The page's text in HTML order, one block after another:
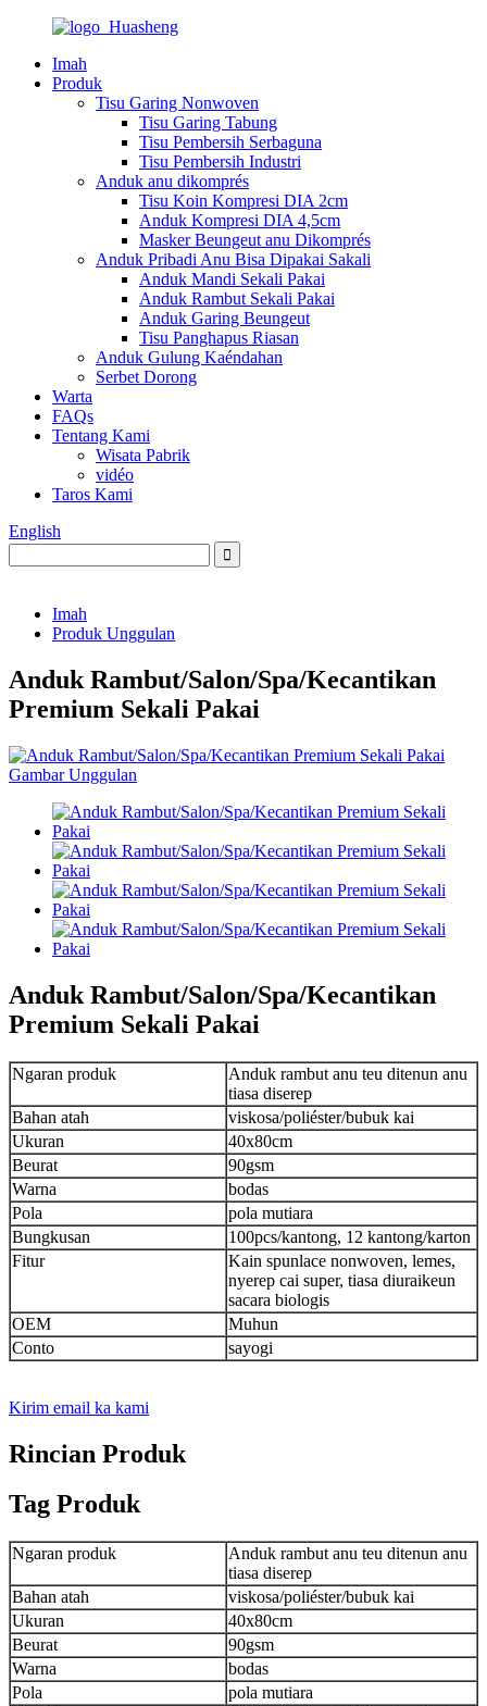
Imah
Produk
Tisu Garing Nonwoven
Tisu Garing Tabung
Tisu Pembersih Serbaguna
Tisu Pembersih Industri
Anduk anu dikomprés
Tisu Koin Kompresi DIA 2cm
Anduk Kompresi DIA 4,5cm
Masker Beungeut anu Dikomprés
Anduk Pribadi Anu Bisa Dipakai Sakali
Anduk Mandi Sekali Pakai
Anduk Rambut Sekali Pakai
Anduk Garing Beungeut
Tisu Panghapus Riasan
Anduk Gulung Kaéndahan
Serbet Dorong
Warta
FAQs
Tentang Kami
Wisata Pabrik
vidéo
Taros Kami
English
Imah
Produk Unggulan
Anduk Rambut/Salon/Spa/Kecantikan
Premium Sekali Pakai
Anduk Rambut/Salon/Spa/Kecantikan
Premium Sekali Pakai
Ngaran produk
Anduk rambut anu teu ditenun anu
tiasa diserep
Bahan atah
viskosa/poliéster/bubuk kai
Ukuran
40x80cm
Beurat
90gsm
Warna
bodas
Pola
pola mutiara
Bungkusan
100pcs/kantong, 12 kantong/karton
Fitur
Kain spunlace nonwoven, lemes,
nyerep cai super, tiasa diuraikeun
sacara biologis
OEM
Muhun
Conto
sayogi
Kirim email ka kami
Rincian Produk
Tag Produk
Ngaran produk
Anduk rambut anu teu ditenun anu
tiasa diserep
Bahan atah
viskosa/poliéster/bubuk kai
Ukuran
40x80cm
Beurat
90gsm
Warna
bodas
Pola
pola mutiara